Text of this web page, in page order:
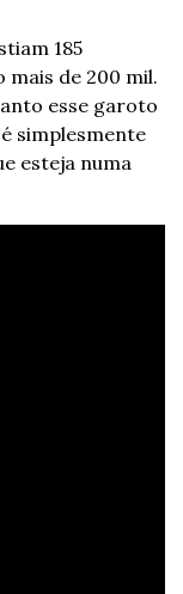
185
mais de 200 mil.
esse garoto
é simplesmente
esteja numa